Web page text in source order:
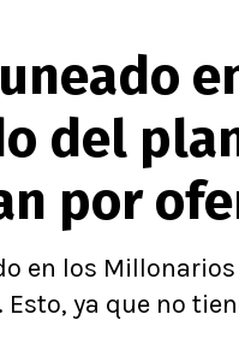
por el mundo
del
por
en los
ya que no